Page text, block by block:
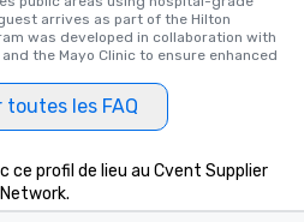
corporate
is
tour during
right
fit your
arrives as part of the Hilton
was developed in collaboration with
the Mayo Clinic to ensure enhanced
les FAQ
ce profil de lieu au Cvent Supplier
Network.